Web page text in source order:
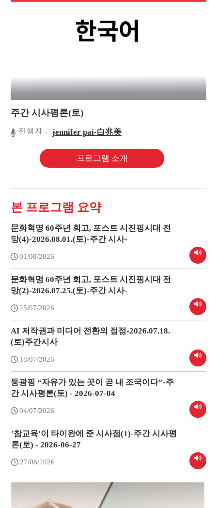
주간 시사평론(토)
진행자： jennifer pai-白兆美
프로그램 소개
본 프로그램 요약
문화혁명 60주년 회고, 포스트 시진핑시대 전
망(4)-2026.08.01.(토)-주간 시사-
01/08/2026
문화혁명 60주년 회고, 포스트 시진핑시대 전
망(2)-2026.07.25.(토)-주간 시사-
25/07/2026
AI 저작권과 미디어 전환의 접점-2026.07.18.
(토)주간시사
18/07/2026
둥광핑 “자유가 있는 곳이 곧 내 조국이다”-주
간 시사평론(토) - 2026-07-04
04/07/2026
'참교육'이 타이완에 준 시사점(1)-주간 시사평
론(토) - 2026-06-27
27/06/2026